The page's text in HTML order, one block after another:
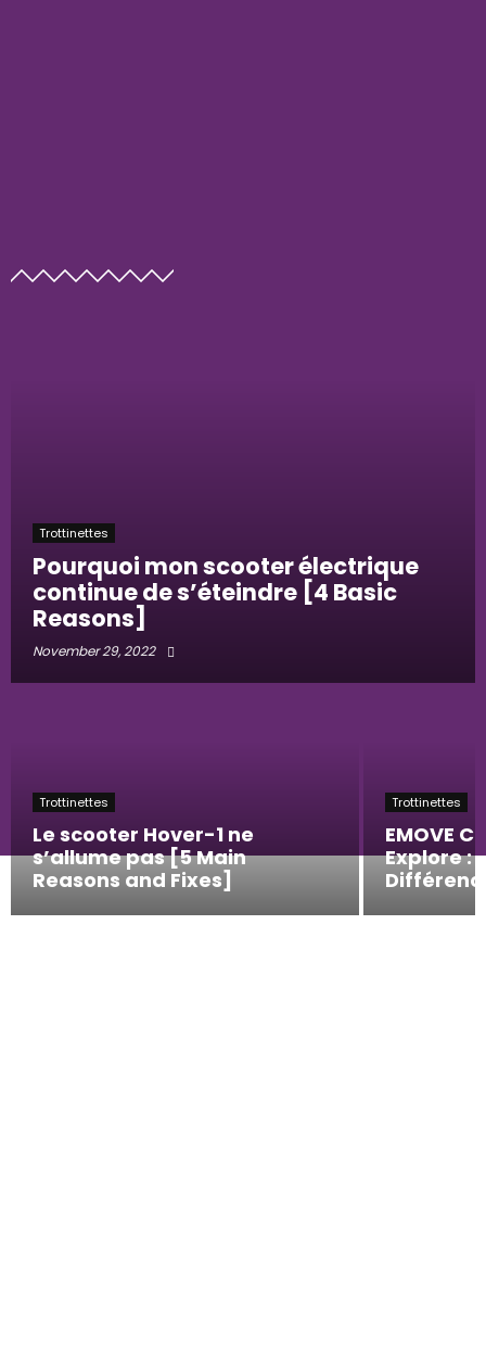
Trottinettes
Pourquoi mon scooter électrique
continue de s’éteindre [4 Basic
Reasons]
November 29, 2022
Trottinettes
Le scooter Hover-1 ne
s’allume pas [5 Main
Reasons and Fixes]
Trottinettes
EMOVE
Explore :